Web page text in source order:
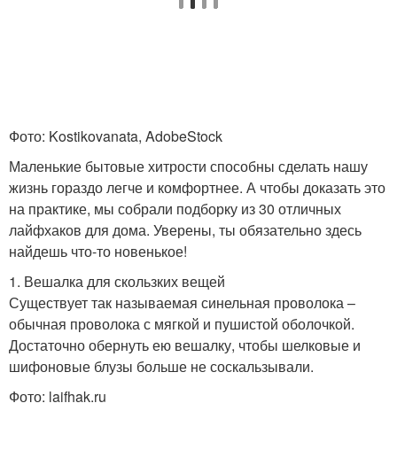
Фото: Kostikovanata, AdobeStock
Маленькие бытовые хитрости способны сделать нашу
жизнь гораздо легче и комфортнее. А чтобы доказать это
на практике, мы собрали подборку из 30 отличных
лайфхаков для дома. Уверены, ты обязательно здесь
найдешь что-то новенькое!
1. Вешалка для скользких вещей
Существует так называемая синельная проволока –
обычная проволока с мягкой и пушистой оболочкой.
Достаточно обернуть ею вешалку, чтобы шелковые и
шифоновые блузы больше не соскальзывали.
Фото: laifhak.ru